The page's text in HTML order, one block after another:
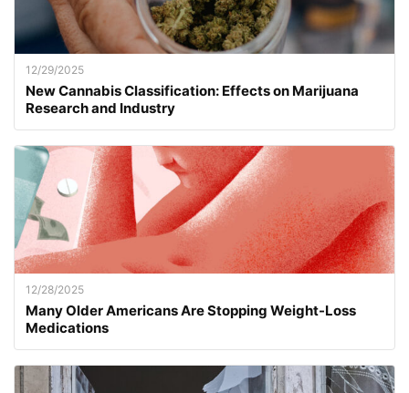
12/29/2025
New Cannabis Classification: Effects on Marijuana
Research and Industry
12/28/2025
Many Older Americans Are Stopping Weight-Loss
Medications